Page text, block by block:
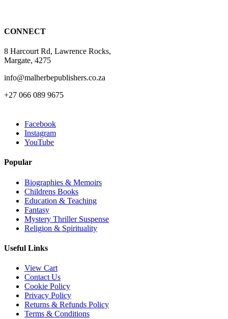
CONNECT
8 Harcourt Rd, Lawrence Rocks,
Margate, 4275
info@malherbepublishers.co.za
+27 066 089 9675
Facebook
Instagram
YouTube
Popular
Biographies & Memoirs
Childrens Books
Education & Teaching
Fantasy
Mystery Thriller Suspense
Religion & Spirituality
Useful Links
View Cart
Contact Us
Cookie Policy
Privacy Policy
Returns & Refunds Policy
Terms & Conditions